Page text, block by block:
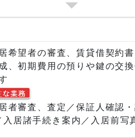
希望者の審査、賃貸借契約
、初期費用の預りや鍵の交
者審査、査定／保証人確認
入居諸手続き案内／入居前